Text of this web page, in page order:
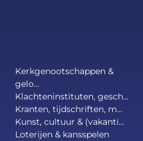
Kerkgenootschappen &
gelo...
Klachteninstituten, gesch...
Kranten, tijdschriften, m...
Kunst, cultuur & (vakanti...
Loterijen & kansspelen